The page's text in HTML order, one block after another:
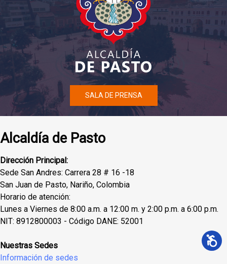
SALA DE PRENSA
Alcaldía de Pasto
Dirección Principal:
Sede San Andres: Carrera 28 # 16 -18
San Juan de Pasto, Nariño, Colombia
Horario de atención:
Lunes a Viernes de 8:00 a.m. a 12:00 m. y 2:00 p.m. a 6:00 p.m.
NIT: 8912800003 - Código DANE: 52001
Nuestras Sedes
Información de sedes